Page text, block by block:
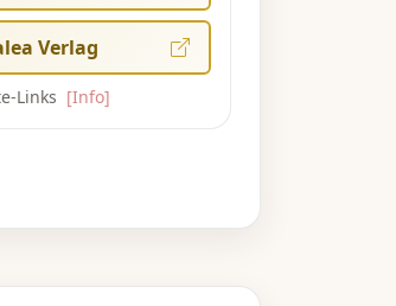
Verlag
Links [Info]